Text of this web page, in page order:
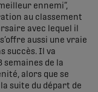
ennemi”,
au classement
avec lequel il
aussi une vraie
succès. Il va
semaines de la
alors que se
suite du départ de